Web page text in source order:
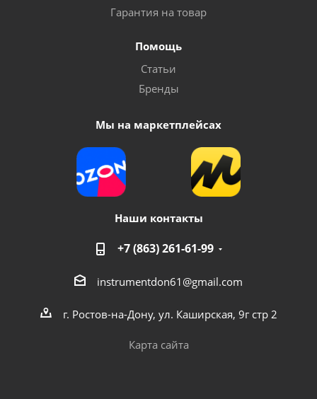
Гарантия на товар
Помощь
Статьи
Бренды
Мы на маркетплейсах
Наши контакты
+7 (863) 261-61-99
instrumentdon61@gmail.com
г. Ростов-на-Дону, ул. Каширская, 9г стр 2
Карта сайта